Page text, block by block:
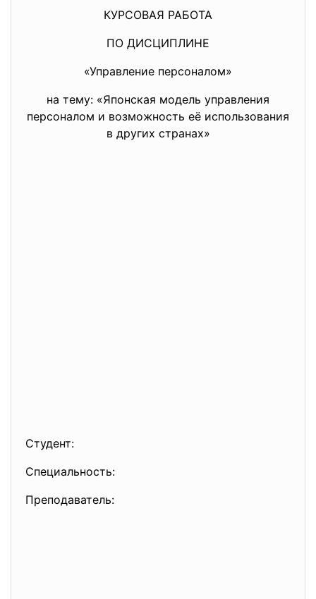
КУРСОВАЯ РАБОТА
ПО ДИСЦИПЛИНЕ
«Управление персоналом»
на тему: «Японская модель управления
персоналом и возможность её использования
в других странах»
Студент:
Специальность:
Преподаватель: